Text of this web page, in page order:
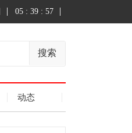
05 : 39 : 57
搜索
动态